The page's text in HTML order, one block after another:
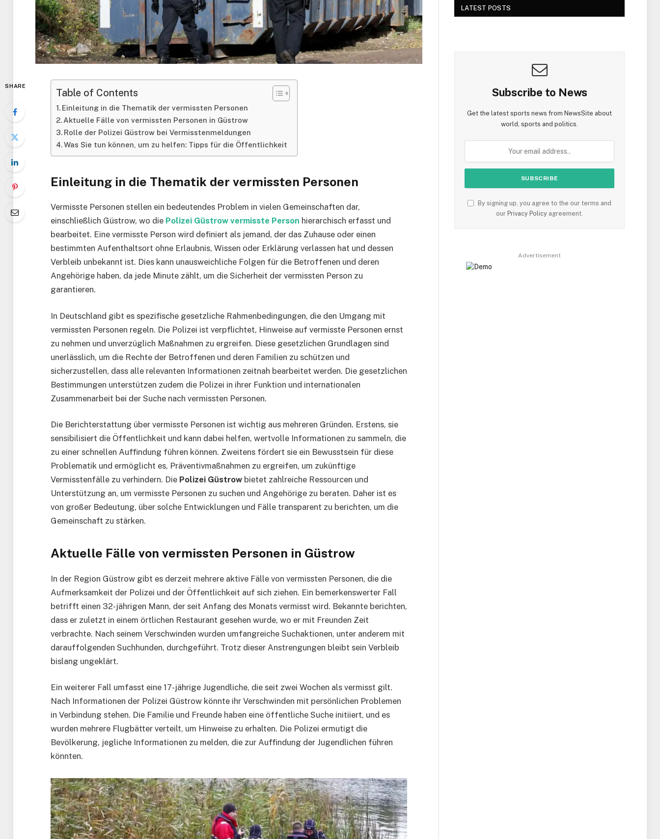
SHARE
Table of Contents
Einleitung in die Thematik der vermissten Personen
Aktuelle Fälle von vermissten Personen in Güstrow
Rolle der Polizei Güstrow bei Vermisstenmeldungen
Was Sie tun können, um zu helfen: Tipps für die Öffentlichkeit
Einleitung in die Thematik der vermissten Personen
Vermisste Personen stellen ein bedeutendes Problem in vielen Gemeinschaften dar,
einschließlich Güstrow, wo die Polizei Güstrow vermisste Person hierarchisch erfasst und
bearbeitet. Eine vermisste Person wird definiert als jemand, der das Zuhause oder einen
bestimmten Aufenthaltsort ohne Erlaubnis, Wissen oder Erklärung verlassen hat und dessen
Verbleib unbekannt ist. Dies kann unausweichliche Folgen für die Betroffenen und deren
Angehörige haben, da jede Minute zählt, um die Sicherheit der vermissten Person zu
garantieren.
In Deutschland gibt es spezifische gesetzliche Rahmenbedingungen, die den Umgang mit
vermissten Personen regeln. Die Polizei ist verpflichtet, Hinweise auf vermisste Personen ernst
zu nehmen und unverzüglich Maßnahmen zu ergreifen. Diese gesetzlichen Grundlagen sind
unerlässlich, um die Rechte der Betroffenen und deren Familien zu schützen und
sicherzustellen, dass alle relevanten Informationen zeitnah bearbeitet werden. Die gesetzlichen
Bestimmungen unterstützen zudem die Polizei in ihrer Funktion und internationalen
Zusammenarbeit bei der Suche nach vermissten Personen.
Die Berichterstattung über vermisste Personen ist wichtig aus mehreren Gründen. Erstens, sie
sensibilisiert die Öffentlichkeit und kann dabei helfen, wertvolle Informationen zu sammeln, die
zu einer schnellen Auffindung führen können. Zweitens fördert sie ein Bewusstsein für diese
Problematik und ermöglicht es, Präventivmaßnahmen zu ergreifen, um zukünftige
Vermisstenfälle zu verhindern. Die Polizei Güstrow bietet zahlreiche Ressourcen und
Unterstützung an, um vermisste Personen zu suchen und Angehörige zu beraten. Daher ist es
von großer Bedeutung, über solche Entwicklungen und Fälle transparent zu berichten, um die
Gemeinschaft zu stärken.
Aktuelle Fälle von vermissten Personen in Güstrow
In der Region Güstrow gibt es derzeit mehrere aktive Fälle von vermissten Personen, die die
Aufmerksamkeit der Polizei und der Öffentlichkeit auf sich ziehen. Ein bemerkenswerter Fall
betrifft einen 32-jährigen Mann, der seit Anfang des Monats vermisst wird. Bekannte berichten,
dass er zuletzt in einem örtlichen Restaurant gesehen wurde, wo er mit Freunden Zeit
verbrachte. Nach seinem Verschwinden wurden umfangreiche Suchaktionen, unter anderem mit
darauffolgenden Suchhunden, durchgeführt. Trotz dieser Anstrengungen bleibt sein Verbleib
bislang ungeklärt.
Ein weiterer Fall umfasst eine 17-jährige Jugendliche, die seit zwei Wochen als vermisst gilt.
Nach Informationen der Polizei Güstrow könnte ihr Verschwinden mit persönlichen Problemen
in Verbindung stehen. Die Familie und Freunde haben eine öffentliche Suche initiiert, und es
wurden mehrere Flugbätter verteilt, um Hinweise zu erhalten. Die Polizei ermutigt die
Bevölkerung, jegliche Informationen zu melden, die zur Auffindung der Jugendlichen führen
könnten.
LATEST POSTS
Subscribe to News
Get the latest sports news from NewsSite about
world, sports and politics.
By signing up, you agree to the our terms and
our Privacy Policy agreement.
Advertisement